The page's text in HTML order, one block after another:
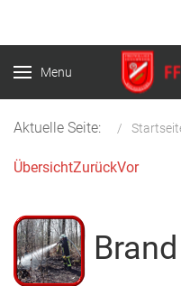
Menu
Aktuelle Seite:
ÜbersichtZurückVor